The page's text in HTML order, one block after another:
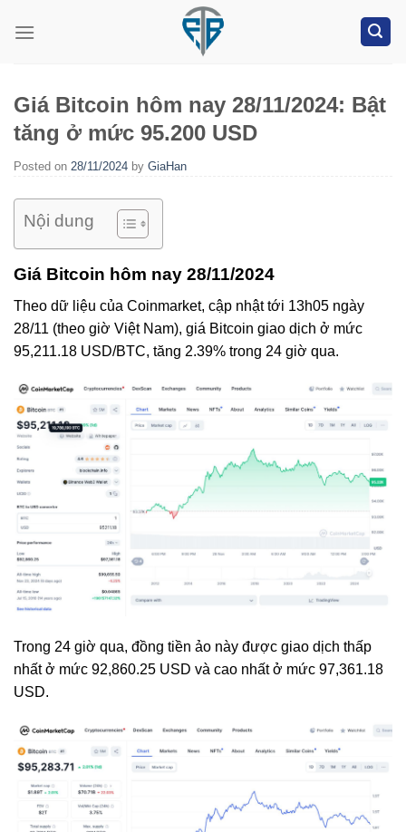
Giá Bitcoin hôm nay 28/11/2024: Bật
tăng ở mức 95.200 USD
Posted on 28/11/2024 by GiaHan
Nội dung
Giá Bitcoin hôm nay 28/11/2024
Theo dữ liệu của Coinmarket, cập nhật tới 13h05 ngày
28/11 (theo giờ Việt Nam), giá Bitcoin giao dịch ở mức
95,211.18 USD/BTC, tăng 2.39% trong 24 giờ qua.
Trong 24 giờ qua, đồng tiền ảo này được giao dịch thấp
nhất ở mức 92,860.25 USD và cao nhất ở mức 97,361.18
USD.